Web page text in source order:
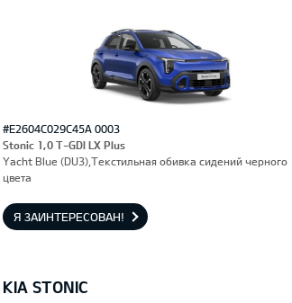
#E2604C029C45A 0003
Stonic 1,0 T-GDI LX Plus
Yacht Blue (DU3),Текстильная обивка сидений черного
цвета
Я ЗАИНТЕРЕСОВАН!
KIA STONIC